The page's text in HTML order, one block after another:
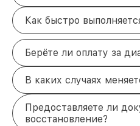
Как быстро
Берёте ли оплату за
В каких случаях
Предоставляете ли
восстановление?